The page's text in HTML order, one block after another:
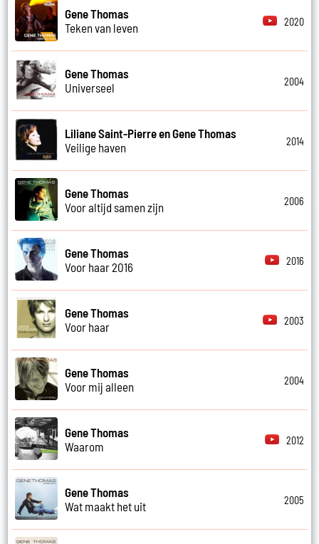
Gene Thomas
Teken van leven
2020
Gene Thomas
Universeel
2004
Liliane Saint-Pierre en Gene Thomas
Veilige haven
2014
Gene Thomas
Voor altijd samen zijn
2006
Gene Thomas
Voor haar 2016
2016
Gene Thomas
Voor haar
2003
Gene Thomas
Voor mij alleen
2004
Gene Thomas
Waarom
2012
Gene Thomas
Wat maakt het uit
2005